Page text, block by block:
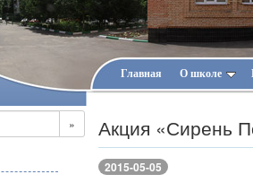
Главная О школе
» Акция «Сирень
2015-05-05